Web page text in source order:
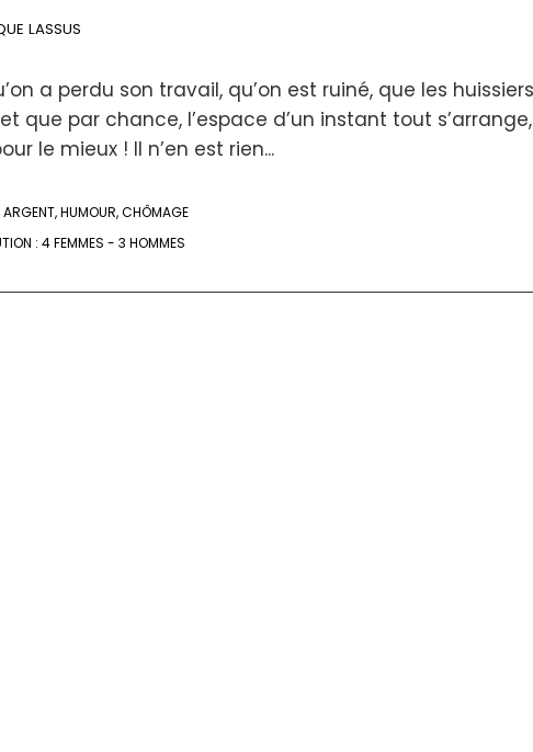
LASSUS
a perdu son travail, qu’on est ruiné, que les
que par chance, l’espace d’un instant tout
le mieux ! Il n’en est rien...
ARGENT,HUMOUR,CHÔMAGE
: 4 FEMMES - 3 HOMMES